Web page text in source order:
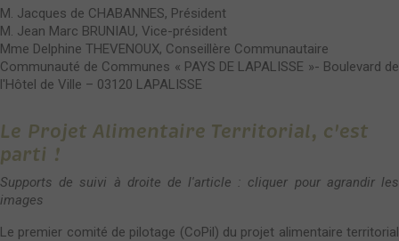
M. Jacques de CHABANNES, Président
M. Jean Marc BRUNIAU, Vice-président
Mme Delphine THEVENOUX, Conseillère Communautaire
Communauté de Communes « PAYS DE LAPALISSE »- Boulevard de
l'Hôtel de Ville – 03120 LAPALISSE
Le Projet Alimentaire Territorial, c'est
parti !
Supports de suivi à droite de l'article : cliquer pour agrandir les
images
Le premier comité de pilotage (CoPil) du projet alimentaire territorial